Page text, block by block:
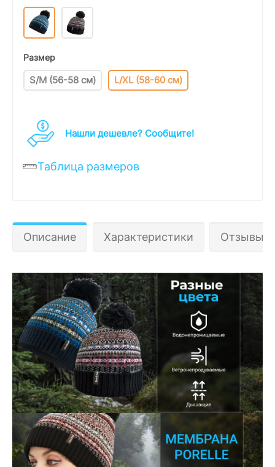
Размер
S/M (56-58 см) L/XL (58-60 см)
Нашли дешевле? Cообщите!
Таблица размеров
Описание Характеристики Отзывы 1